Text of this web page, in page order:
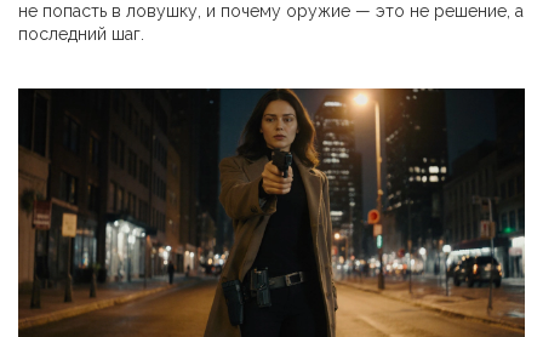
не попасть в ловушку, и почему оружие — это не решение, а
последний шаг.